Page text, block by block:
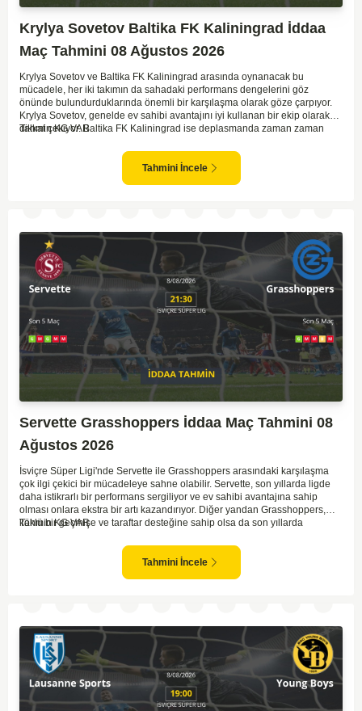
Krylya Sovetov Baltika FK Kaliningrad İddaa
Maç Tahmini 08 Ağustos 2026
Krylya Sovetov ve Baltika FK Kaliningrad arasında oynanacak bu
mücadele, her iki takımın da sahadaki performans dengelerini göz
önünde bulundurduklarında önemli bir karşılaşma olarak göze çarpıyor.
Krylya Sovetov, genelde ev sahibi avantajını iyi kullanan bir ekip olarak
dikkat çekiyor. Baltika FK Kaliningrad ise deplasmanda zaman zaman
ve seyirci desteğini arkasına alarak gol yollarında etkili olması, maçın
seyrini değiştirebilecek bir faktör olarak değerlendiriliyor. Bununla birlikte,
Baltika'nın savunma direncini kırabilmesi, maçı daha heyecanlı hale
Tahmin KG VAR
Tahmini İncele
Servette Grasshoppers İddaa Maç Tahmini 08
Ağustos 2026
İsviçre Süper Ligi'nde Servette ile Grasshoppers arasındaki karşılaşma
çok ilgi çekici bir mücadeleye sahne olabilir. Servette, son yıllarda ligde
daha istikrarlı bir performans sergiliyor ve ev sahibi avantajına sahip
olması onlara ekstra bir artı kazandırıyor. Diğer yandan Grasshoppers,
köklü bir geçmişe ve taraftar desteğine sahip olsa da son yıllarda
genellikle maçlarda gol yollarında etkili olurken, Grasshoppers savunma
anlamında zaman zaman sorunlar yaşayabiliyor. Bu durumda,
karşılaşmanın gollü geçmesi muhtemel gözüküyor. İki takımın oyun tarzını
Tahmin KG VAR
Tahmini İncele